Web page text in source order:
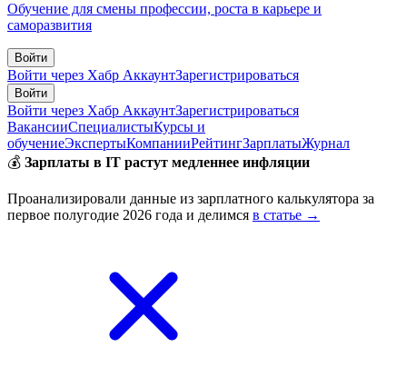
Обучение для смены профессии, роста в карьере и
саморазвития
Войти
Войти через Хабр АккаунтЗарегистрироваться
Войти
Войти через Хабр АккаунтЗарегистрироваться
ВакансииСпециалистыКурсы и
обучениеЭкспертыКомпанииРейтингЗарплатыЖурнал
💰 Зарплаты в IT растут медленнее инфляции
Проанализировали данные из зарплатного калькулятора за
первое полугодие 2026 года и делимся в статье →